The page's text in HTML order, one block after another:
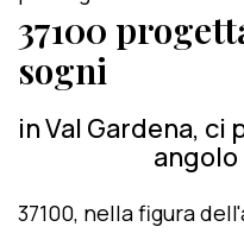
37100
sogni
in Val Gardena,
37100, nella figura